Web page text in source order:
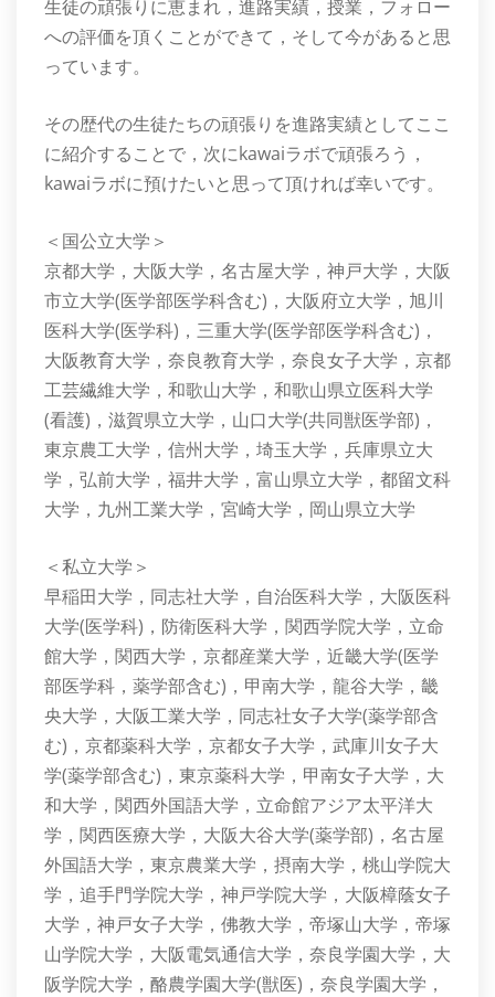
生徒の頑張りに恵まれ，進路実績，授業，フォロー
への評価を頂くことができて，そして今があると思
っています。
その歴代の生徒たちの頑張りを進路実績としてここ
に紹介することで，次にkawaiラボで頑張ろう，
kawaiラボに預けたいと思って頂ければ幸いです。
＜国公立大学＞
京都大学，大阪大学，名古屋大学，神戸大学，大阪
市立大学(医学部医学科含む)，大阪府立大学，旭川
医科大学(医学科)，三重大学(医学部医学科含む)，
大阪教育大学，奈良教育大学，奈良女子大学，京都
工芸繊維大学，和歌山大学，和歌山県立医科大学
(看護)，滋賀県立大学，山口大学(共同獣医学部)，
東京農工大学，信州大学，埼玉大学，兵庫県立大
学，弘前大学，福井大学，富山県立大学，都留文科
大学，九州工業大学，宮崎大学，岡山県立大学
＜私立大学＞
早稲田大学，同志社大学，自治医科大学，大阪医科
大学(医学科)，防衛医科大学，関西学院大学，立命
館大学，関西大学，京都産業大学，近畿大学(医学
部医学科，薬学部含む)，甲南大学，龍谷大学，畿
央大学，大阪工業大学，同志社女子大学(薬学部含
む)，京都薬科大学，京都女子大学，武庫川女子大
学(薬学部含む)，東京薬科大学，甲南女子大学，大
和大学，関西外国語大学，立命館アジア太平洋大
学，関西医療大学，大阪大谷大学(薬学部)，名古屋
外国語大学，東京農業大学，摂南大学，桃山学院大
学，追手門学院大学，神戸学院大学，大阪樟蔭女子
大学，神戸女子大学，佛教大学，帝塚山大学，帝塚
山学院大学，大阪電気通信大学，奈良学園大学，大
阪学院大学，酪農学園大学(獣医)，奈良学園大学，